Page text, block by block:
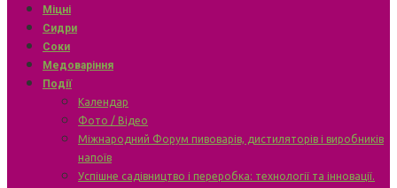
Міцні
Сидри
Соки
Медоваріння
Події
Календар
Фото / Відео
Міжнародний Форум пивоварів, дистиляторів і виробників
напоїв
Успішне садівництво і переробка: технології та інновації.